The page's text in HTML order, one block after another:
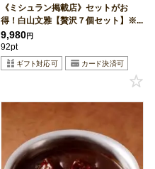
《ミシュラン掲載店》セットがお
得！白山文雅【贅沢７個セット】※...
9,980円
92pt